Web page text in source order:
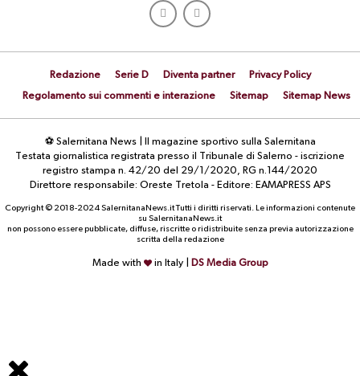
Redazione Serie D Diventa partner
Privacy Policy
Regolamento sui commenti e interazione
Sitemap Sitemap News
⚽ Salernitana News | Il magazine sportivo sulla Salernitana
Testata giornalistica registrata presso il Tribunale di Salerno - iscrizione
registro stampa n. 42/20 del 29/1/2020, RG n.144/2020
Direttore responsabile: Oreste Tretola - Editore: EAMAPRESS APS
Copyright © 2018-2024 SalernitanaNews.it Tutti i diritti riservati. Le informazioni contenute
su SalernitanaNews.it
non possono essere pubblicate, diffuse, riscritte o ridistribuite senza previa autorizzazione
scritta della redazione
Made with in Italy | DS Media Group